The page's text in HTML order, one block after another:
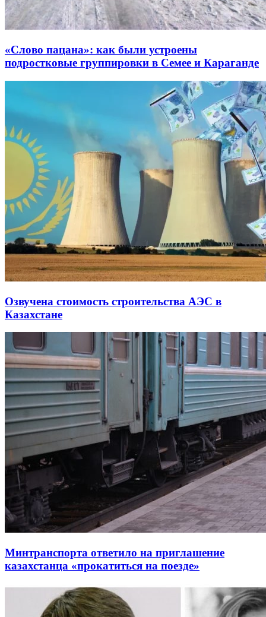
«Слово пацана»: как были устроены
подростковые группировки в Семее и Караганде
Озвучена стоимость строительства АЭС в
Казахстане
Минтранспорта ответило на приглашение
казахстанца «прокатиться на поезде»